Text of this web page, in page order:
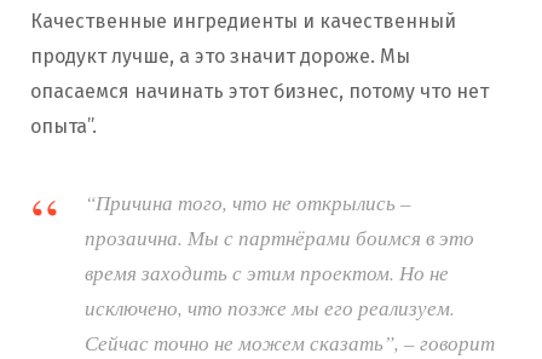
Качественные ингредиенты и качественный
продукт лучше, а это значит дороже. Мы
опасаемся начинать этот бизнес, потому что нет
опыта”.
“Причина того, что не открылись –
прозаична. Мы с партнёрами боимся в это
время заходить с этим проектом. Но не
исключено, что позже мы его реализуем.
Сейчас точно не можем сказать”, – говорит